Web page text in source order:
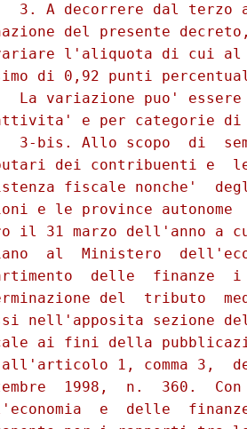
3. A decorrere dal terzo
del presente
l'aliquota di cui
di 0,92 punti
La variazione puo'
e per categorie
3-bis. Allo scopo  di
dei contribuenti e
fiscale nonche'
e le province autonome
il 31 marzo dell'anno a
al  Ministero
delle  finanze
del  tributo
nell'apposita sezione
ai fini della
1, comma 3,
1998,  n.  360.
e  delle